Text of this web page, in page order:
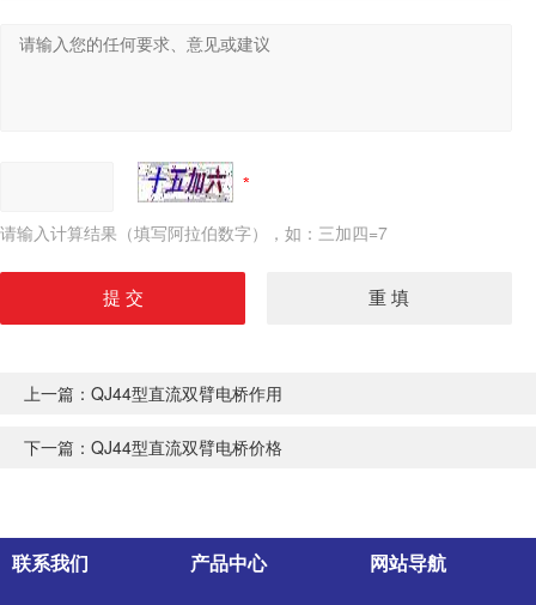
请输入计算结果（填写阿拉伯数字），如：三加四=7
上一篇： QJ44型直流双臂电桥作用
下一篇： QJ44型直流双臂电桥价格
联系我们 产品中心 网站导航